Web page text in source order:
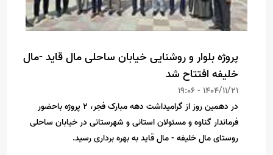
پروژه بلوار و روشنایی خیابان ساحلی مال قاید -مال
خلیفه افتتاح شد
1404/11/21 - 19:06
در دهمین روز از گرامیداشت دهه مبارک فجر، ۲ پروژه باحضور
فرماندار گناوه و مسئولان استانی و شهرستانی در خیابان ساحلی
روستای مال خلیفه - مال قاید به بهره برداری رسید.